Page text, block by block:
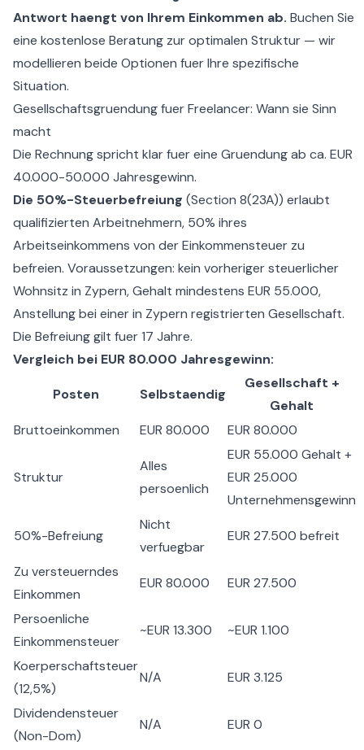
Antwort haengt von Ihrem Einkommen ab. Buchen Sie
eine kostenlose Beratung zur optimalen Struktur — wir
modellieren beide Optionen fuer Ihre spezifische
Situation.
Gesellschaftsgruendung fuer Freelancer: Wann sie Sinn
macht
Die Rechnung spricht klar fuer eine Gruendung ab ca. EUR
40.000-50.000 Jahresgewinn.
Die 50%-Steuerbefreiung (Section 8(23A)) erlaubt
qualifizierten Arbeitnehmern, 50% ihres
Arbeitseinkommens von der Einkommensteuer zu
befreien. Voraussetzungen: kein vorheriger steuerlicher
Wohnsitz in Zypern, Gehalt mindestens EUR 55.000,
Anstellung bei einer in Zypern registrierten Gesellschaft.
Die Befreiung gilt fuer 17 Jahre.
Vergleich bei EUR 80.000 Jahresgewinn:
Posten Selbstaendig
Gesellschaft +
Gehalt
Bruttoeinkommen
EUR 80.000 EUR 80.000
Struktur
Alles
persoenlich
EUR 55.000 Gehalt +
EUR 25.000
Unternehmensgewinn
50%-Befreiung
Nicht
verfuegbar
EUR 27.500 befreit
Zu versteuerndes
Einkommen
EUR 80.000 EUR 27.500
Persoenliche
Einkommensteuer
~EUR 13.300 ~EUR 1.100
Koerperschaftsteuer
(12,5%)
N/A EUR 3.125
Dividendensteuer
(Non-Dom)
N/A EUR 0